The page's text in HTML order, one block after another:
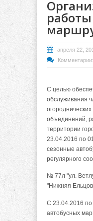
апреля 22,
С целью
обслуживания
объединений,
территории
23.04.2016 по
сезонные
регулярного
№ 77л "ул.
"Нижняя
С 23.04.2016
автобусных